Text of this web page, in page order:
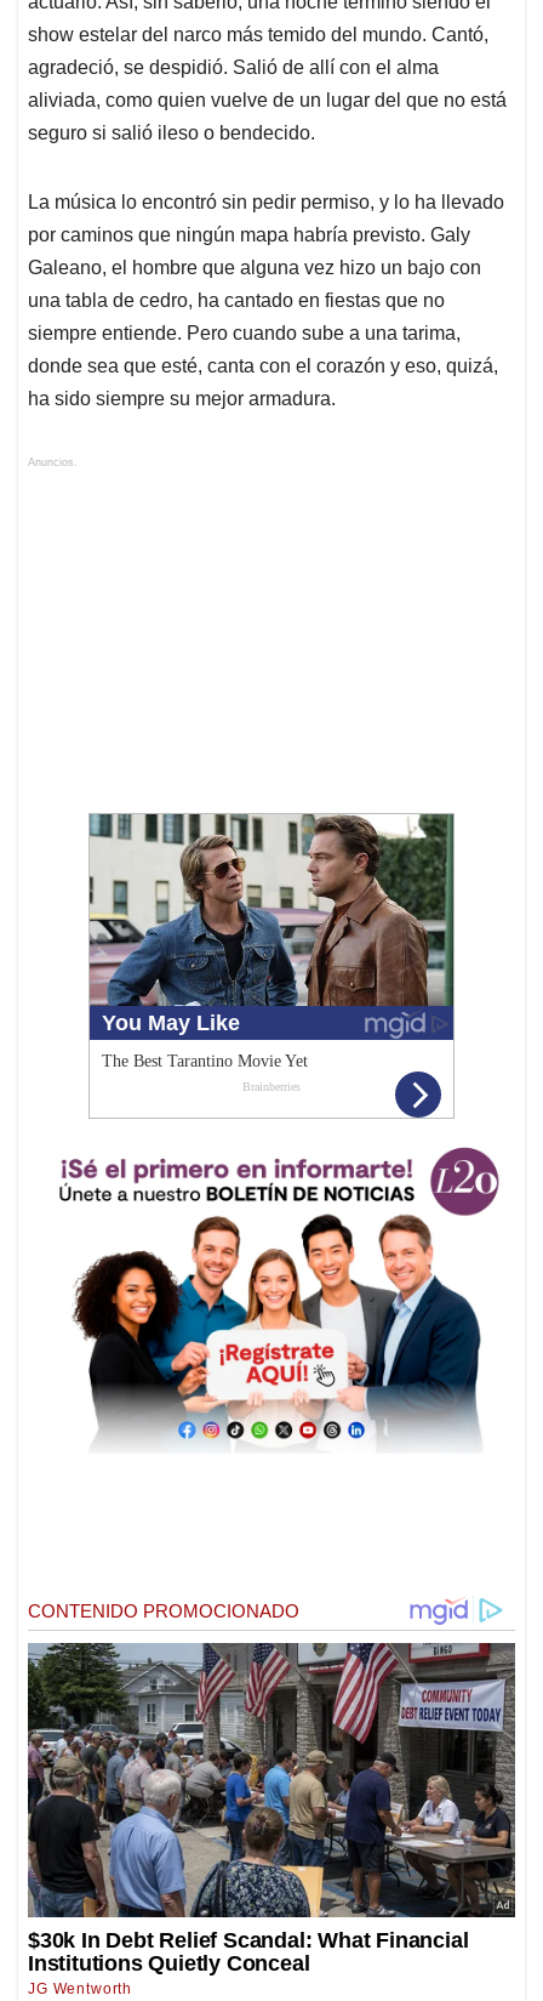
show estelar del narco más temido del mundo. Cantó,
agradeció, se despidió. Salió de allí con el alma
aliviada, como quien vuelve de un lugar del que no está
seguro si salió ileso o bendecido.
La música lo encontró sin pedir permiso, y lo ha llevado
por caminos que ningún mapa habría previsto. Galy
Galeano, el hombre que alguna vez hizo un bajo con
una tabla de cedro, ha cantado en fiestas que no
siempre entiende. Pero cuando sube a una tarima,
donde sea que esté, canta con el corazón y eso, quizá,
ha sido siempre su mejor armadura.
Anuncios.